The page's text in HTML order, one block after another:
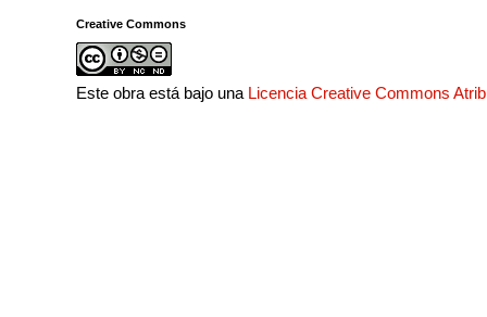
Creative Commons
Este obra está bajo una Licencia Creative Commons